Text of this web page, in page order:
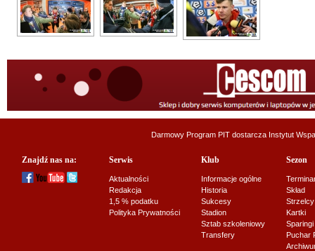
Darmowy Program PIT dostarcza Instytut
Znajdź nas na: Serwis
Aktualności
Redakcja
1,5 % podatku
Polityka Prywatności
Klub
Informacje ogólne
Historia
Sukcesy
Stadion
Sztab szkoleniowy
Transfery
Sezon
Skład
Strzelcy
Kartki
Sparingi
Puchar